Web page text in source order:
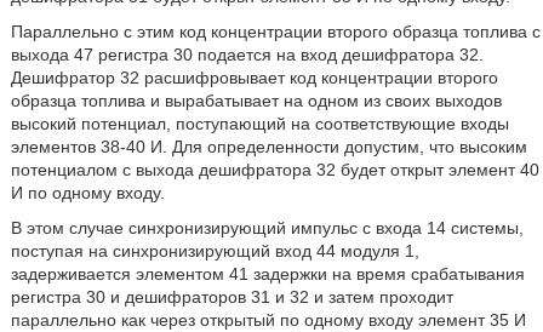
Параллельно с этим код концентрации второго образца топлива с
выхода 47 регистра 30 подается на вход дешифратора 32.
Дешифратор 32 расшифровывает код концентрации второго
образца топлива и вырабатывает на одном из своих выходов
высокий потенциал, поступающий на соответствующие входы
элементов 38-40 И. Для определенности допустим, что высоким
потенциалом с выхода дешифратора 32 будет открыт элемент 40
И по одному входу.
В этом случае синхронизирующий импульс с входа 14 системы,
поступая на синхронизирующий вход 44 модуля 1,
задерживается элементом 41 задержки на время срабатывания
регистра 30 и дешифраторов 31 и 32 и затем проходит
параллельно как через открытый по одному входу элемент 35 И